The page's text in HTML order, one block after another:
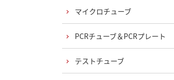
マイクロチューブ
PCRチューブ＆PCRプレート
テストチューブ